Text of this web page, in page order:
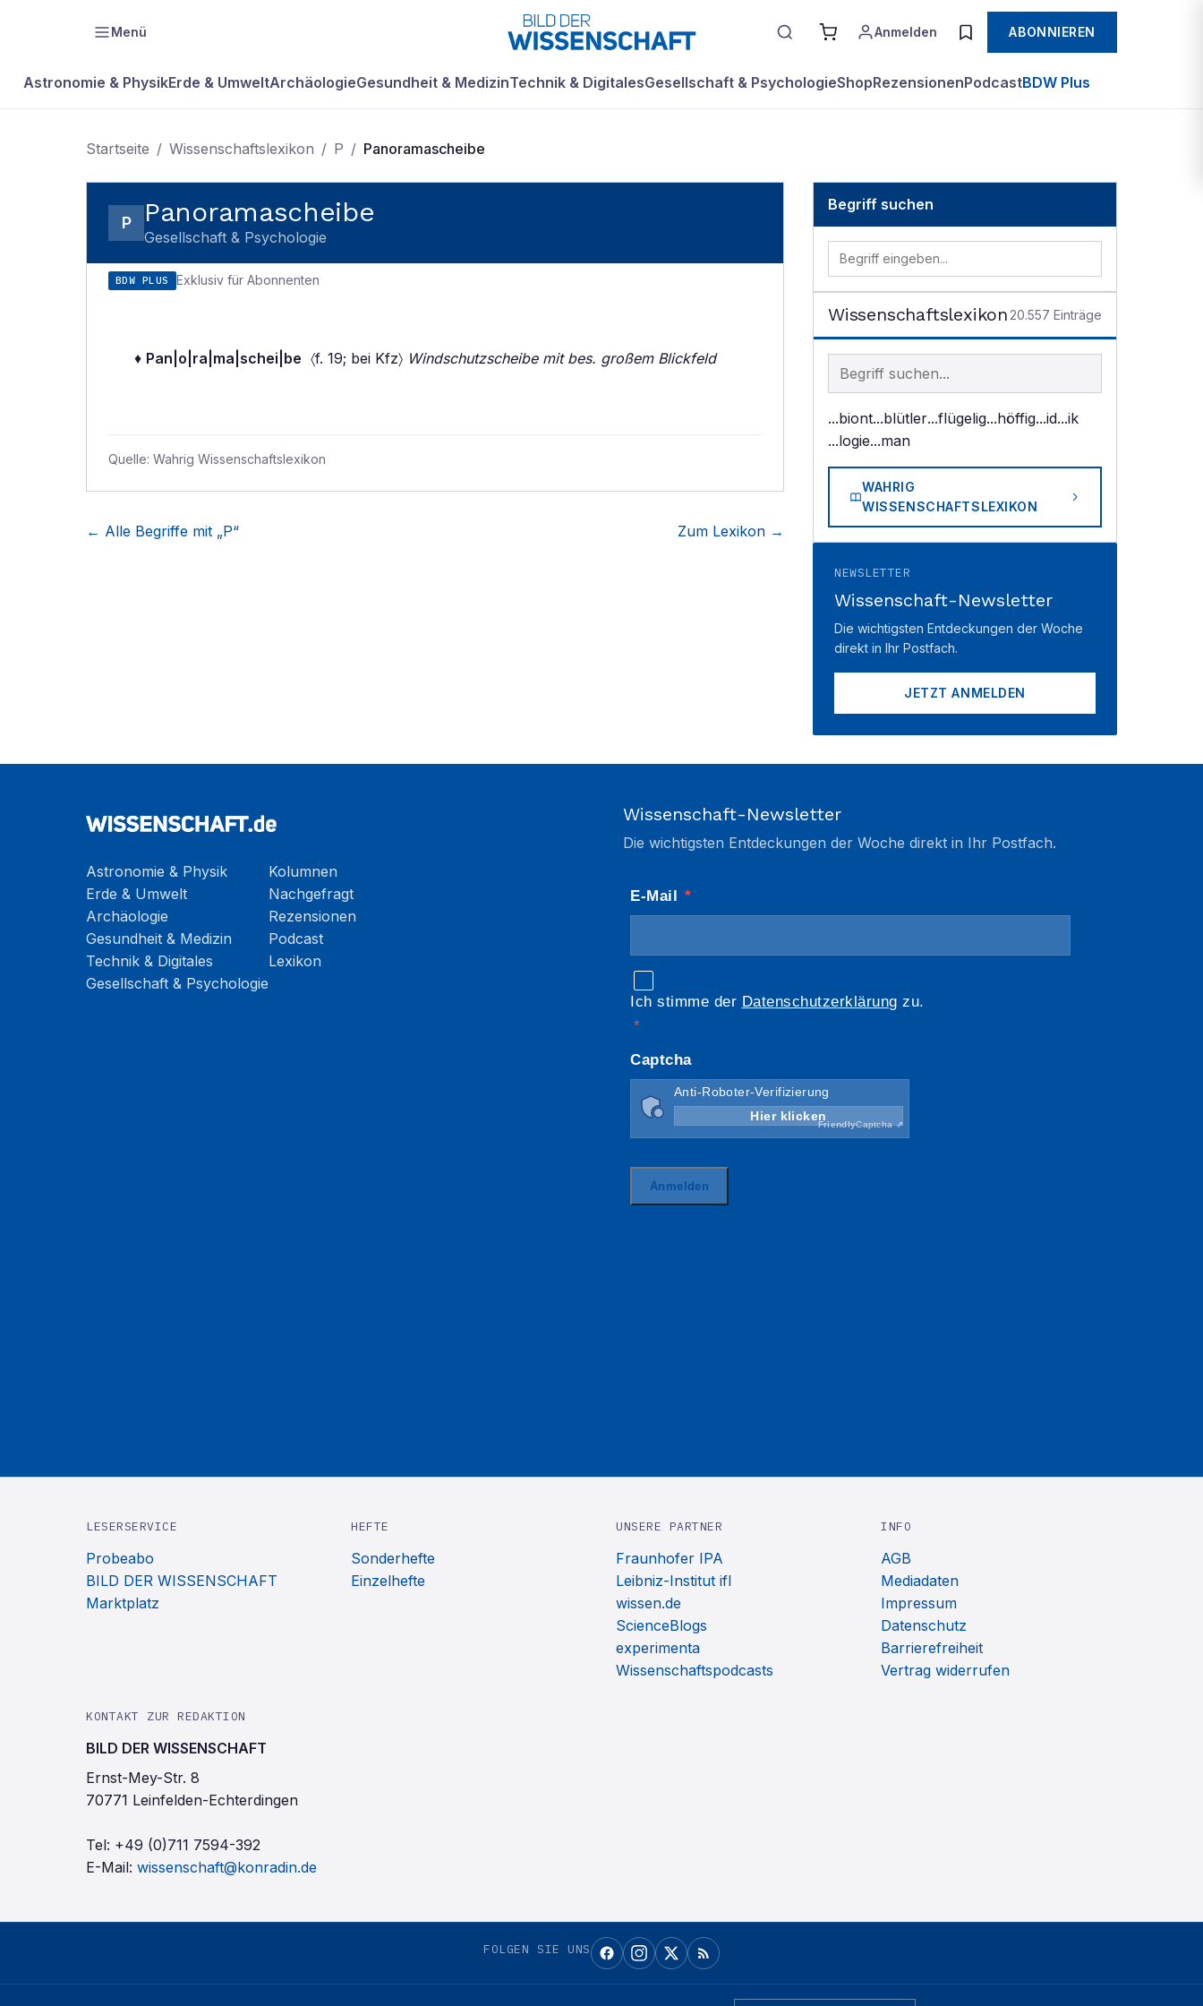
Menü Anmelden ABONNIEREN
Astronomie & PhysikErde & UmweltArchäologieGesundheit & MedizinTechnik & DigitalesGesellschaft & PsychologieShopRezensionenPodcastBDW Plus
Startseite / Wissenschaftslexikon / P / Panoramascheibe
P Panoramascheibe
Gesellschaft & Psychologie
BDW PLUS Exklusiv für Abonnenten
♦ Pan|o|ra|ma|schei|be 〈f. 19; bei Kfz〉 Windschutzscheibe mit bes. großem Blickfeld
Quelle: Wahrig Wissenschaftslexikon
← Alle Begriffe mit „P“ Zum Lexikon →
Begriff suchen
Wissenschaftslexikon 20.557 Einträge
Begriff im Lexikon suchen
...biont...blütler...flügelig...höffig...id...ik
...logie...man
WAHRIG
WISSENSCHAFTSLEXIKON
NEWSLETTER
Wissenschaft-Newsletter
Die wichtigsten Entdeckungen der Woche
direkt in Ihr Postfach.
JETZT ANMELDEN
Astronomie & Physik
Erde & Umwelt
Archäologie
Gesundheit & Medizin
Technik & Digitales
Gesellschaft & Psychologie
Kolumnen
Nachgefragt
Rezensionen
Podcast
Lexikon
Wissenschaft-Newsletter
Die wichtigsten Entdeckungen der Woche direkt in Ihr Postfach.
LESERSERVICE
Probeabo
BILD DER WISSENSCHAFT
Marktplatz
HEFTE
Sonderhefte
Einzelhefte
UNSERE PARTNER
Fraunhofer IPA
Leibniz-Institut ifl
wissen.de
ScienceBlogs
experimenta
Wissenschaftspodcasts
INFO
AGB
Mediadaten
Impressum
Datenschutz
Barrierefreiheit
Vertrag widerrufen
KONTAKT ZUR REDAKTION
BILD DER WISSENSCHAFT
Ernst-Mey-Str. 8
70771 Leinfelden-Echterdingen
Tel: +49 (0)711 7594-392
E-Mail: wissenschaft@konradin.de
FOLGEN SIE UNS